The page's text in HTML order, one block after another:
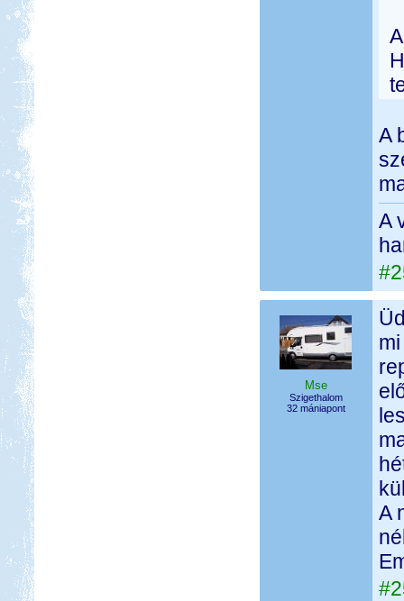
A
A
Mse
Szigethalom
32 mániapont
A